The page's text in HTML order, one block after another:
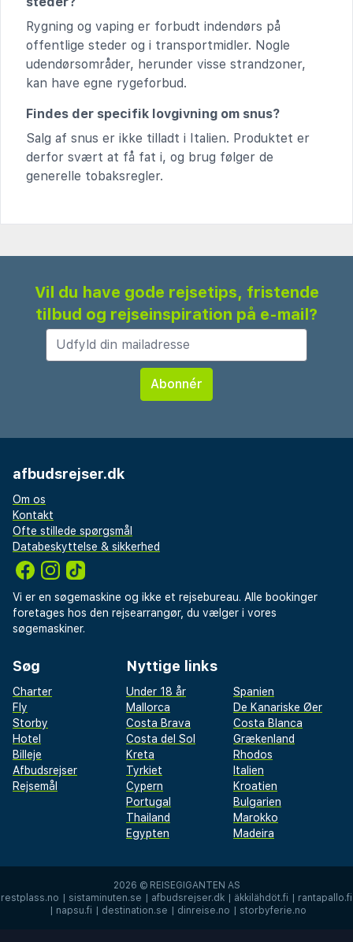
Rygning og vaping er forbudt indendørs på
offentlige steder og i transportmidler. Nogle
udendørsområder, herunder visse strandzoner,
kan have egne rygeforbud.
Findes der specifik lovgivning om snus?
Salg af snus er ikke tilladt i Italien. Produktet er
derfor svært at få fat i, og brug følger de
generelle tobaksregler.
Vil du have gode rejsetips, fristende
tilbud og rejseinspiration på e-mail?
afbudsrejser.dk
Om os
Kontakt
Ofte stillede spørgsmål
Databeskyttelse & sikkerhed
Vi er en søgemaskine og ikke et rejsebureau. Alle bookinger
foretages hos den rejsearrangør, du vælger i vores
søgemaskiner.
Søg
Charter
Fly
Storby
Hotel
Billeje
Afbudsrejser
Rejsemål
Nyttige links
Under 18 år
Spanien
Mallorca
De Kanariske Øer
Costa Brava
Costa Blanca
Costa del Sol
Grækenland
Kreta
Rhodos
Tyrkiet
Italien
Cypern
Kroatien
Portugal
Bulgarien
Thailand
Marokko
Egypten
Madeira
2026 © REISEGIGANTEN AS
restplass.no | sistaminuten.se | afbudsrejser.dk | äkkilähdöt.fi | rantapallo.fi
| napsu.fi | destination.se | dinreise.no | storbyferie.no